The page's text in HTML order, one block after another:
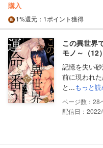
購入
1%還元 ：1ポイント獲得
この異世界
モノ～（12）
記憶を失い
前に現われ
と...もっと読
28
配信日：